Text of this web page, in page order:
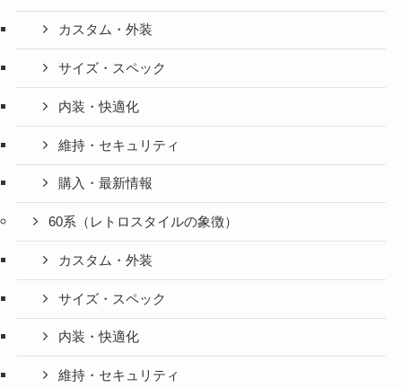
カスタム・外装
サイズ・スペック
内装・快適化
維持・セキュリティ
購入・最新情報
60系（レトロスタイルの象徴）
カスタム・外装
サイズ・スペック
内装・快適化
維持・セキュリティ